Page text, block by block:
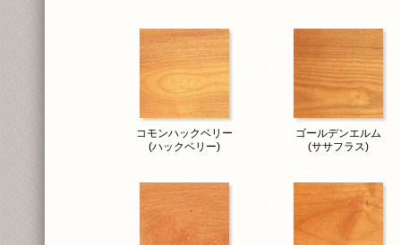
コモンハックベリー
(ハックベリー)
ゴールデンエルム
(ササフラス)